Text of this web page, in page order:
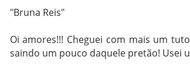
"Bruna Reis"
Oi amores!!! Cheguei com mais um
saindo um pouco daquele pretão! Usei